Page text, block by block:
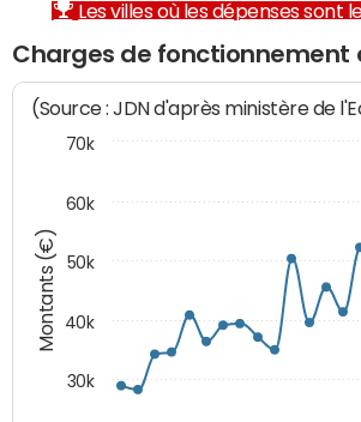
Les villes où les dépenses sont
Charges de fonctionnement
Montants (€)
(Source : JDN d'après ministère de
30k
40k
50k
60k
70k